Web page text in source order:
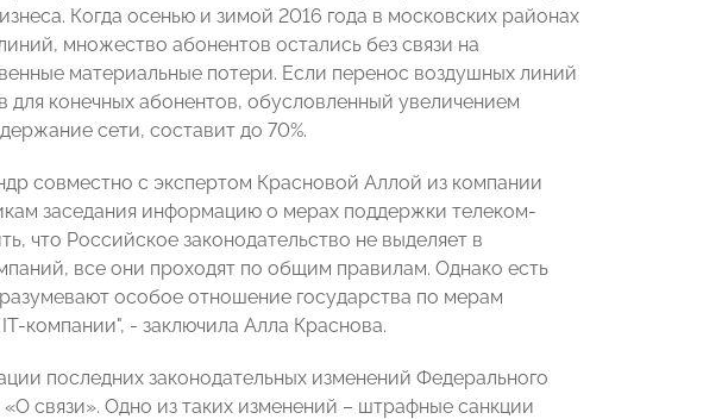
Когда осенью и зимой 2016 года в московских районах
множество абонентов остались без связи на
материальные потери. Если перенос воздушных линий
конечных абонентов, обусловленный увеличением
сети, составит до 70%.
совместно с экспертом Красновой Аллой из компании
заседания информацию о мерах поддержки телеком-
что Российское законодательство не выделяет в
все они проходят по общим правилам. Однако есть
особое отношение государства по мерам
компании", - заключила Алла Краснова.
последних законодательных изменений Федерального
связи». Одно из таких изменений – штрафные санкции